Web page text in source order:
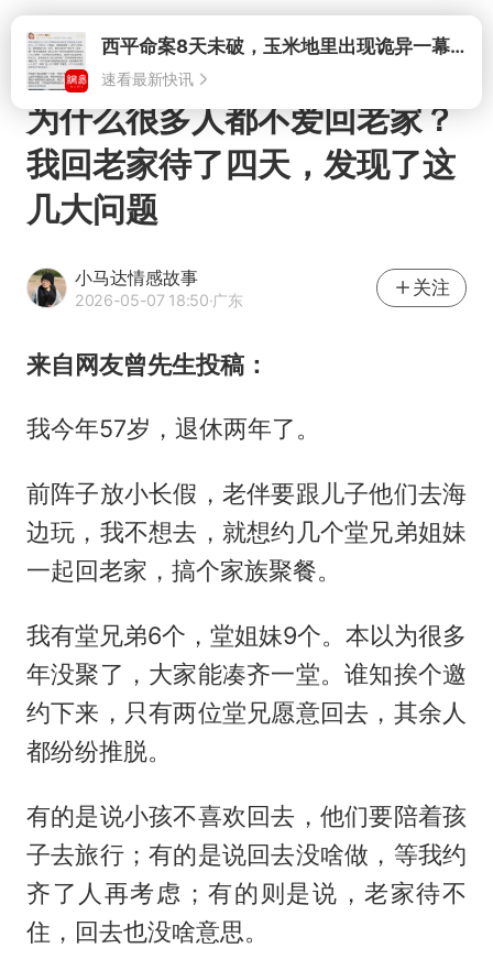
打开
为什么很多人都不爱回老家？
我回老家待了四天，发现了这
几大问题
小马达情感故事
2026-05-07 18:50·广东
关注
来自网友曾先生投稿：
我今年57岁，退休两年了。
前阵子放小长假，老伴要跟儿子他们去海
边玩，我不想去，就想约几个堂兄弟姐妹
一起回老家，搞个家族聚餐。
我有堂兄弟6个，堂姐妹9个。本以为很多
年没聚了，大家能凑齐一堂。谁知挨个邀
约下来，只有两位堂兄愿意回去，其余人
都纷纷推脱。
有的是说小孩不喜欢回去，他们要陪着孩
子去旅行；有的是说回去没啥做，等我约
齐了人再考虑；有的则是说，老家待不
住，回去也没啥意思。